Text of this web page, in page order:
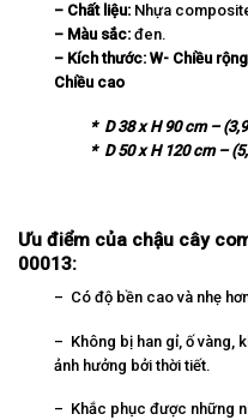
– Chất liệu: Nhựa
– Màu sắc: đen.
– Kích thước: W- Chiều rộ
Chiều cao
* D 38 x H 90 cm –
* D 50 x H 120 cm –
Ưu điểm của chậu cây
00013:
– Có độ bền cao và nhẹ
– Không bị han gỉ, ố vàng,
ảnh hưởng bởi thời tiết.
– Khắc phục được những